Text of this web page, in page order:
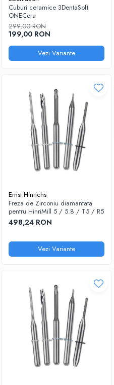
Disc Nano Compozit
Disc PMMA Eldy Plus
Diverse
hs-opaque
Sablatoare
Soclatoare
Cuburi ceramice 3DentaSoft
ONECera
299,00 RON
199,00 RON
Vezi Variante
Ernst Hinrichs
Freza de Zirconiu diamantata
pentru HinriMill 5 / 5.8 / T5 / R5
498,24 RON
Vezi Variante